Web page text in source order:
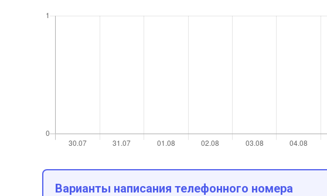
Варианты написания телефонного номера